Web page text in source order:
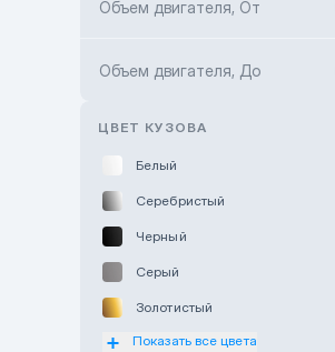
Hyundai ShymCity
Объем двигателя, От
Объем двигателя, До
ЦВЕТ КУЗОВА
Белый
Серебристый
Черный
Серый
Золотистый
Оранжевый
Показать все цвета